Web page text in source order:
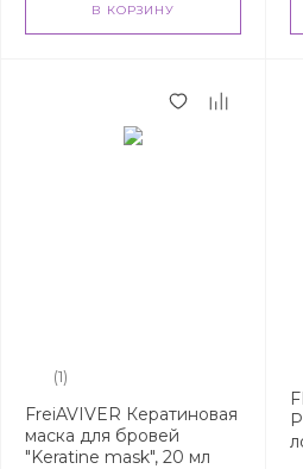
В КОРЗИНУ
(1)
FreiAVIVER Кератиновая
маска для бровей
"Keratine mask", 20 мл